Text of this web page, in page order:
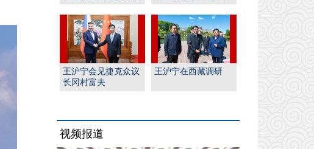
动...
并...
王沪宁会见捷克众议
长冈村富夫
王沪宁在西藏调研
视频报道